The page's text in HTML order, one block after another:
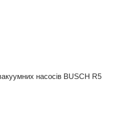
насосів BUSCH R5